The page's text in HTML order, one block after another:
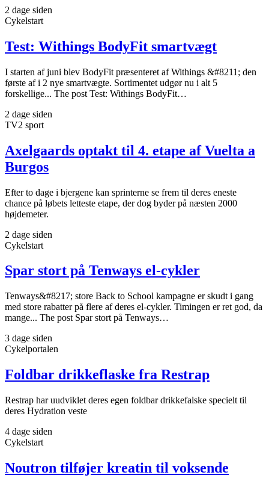
2 dage siden
Cykelstart
Test: Withings BodyFit smartvægt
I starten af juni blev BodyFit præsenteret af Withings &#8211; den
første af i 2 nye smartvægte. Sortimentet udgør nu i alt 5
forskellige... The post Test: Withings BodyFit…
2 dage siden
TV2 sport
Axelgaards optakt til 4. etape af Vuelta a
Burgos
Efter to dage i bjergene kan sprinterne se frem til deres eneste
chance på løbets letteste etape, der dog byder på næsten 2000
højdemeter.
2 dage siden
Cykelstart
Spar stort på Tenways el-cykler
Tenways&#8217; store Back to School kampagne er skudt i gang
med store rabatter på flere af deres el-cykler. Timingen er ret god, da
mange... The post Spar stort på Tenways…
3 dage siden
Cykelportalen
Foldbar drikkeflaske fra Restrap
Restrap har uudviklet deres egen foldbar drikkefalske specielt til
deres Hydration veste
4 dage siden
Cykelstart
Noutron tilføjer kreatin til voksende